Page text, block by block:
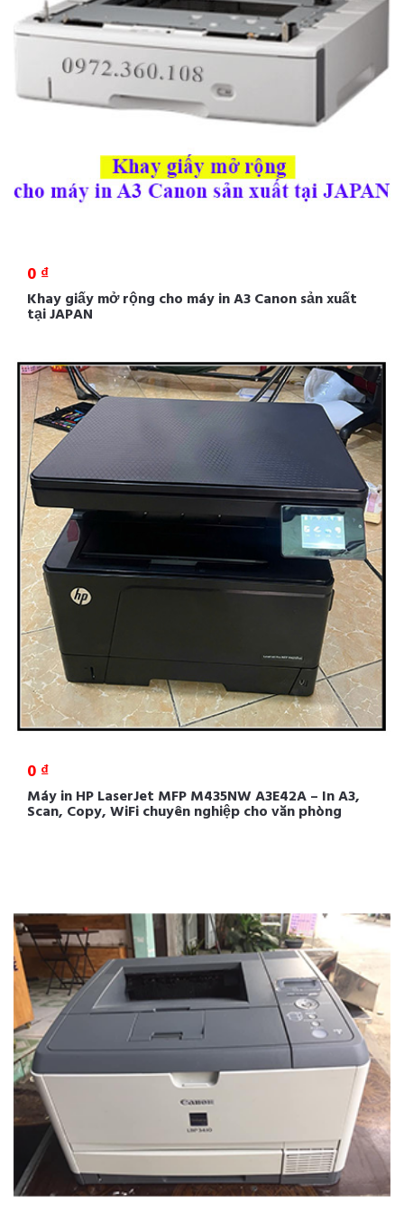
0 ₫
Khay giấy mở rộng cho máy in A3 Canon sản xuất
tại JAPAN
0 ₫
Máy in HP LaserJet MFP M435NW A3E42A – In A3,
Scan, Copy, WiFi chuyên nghiệp cho văn phòng